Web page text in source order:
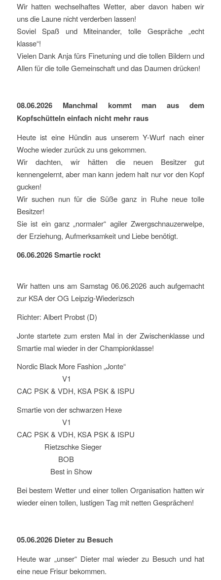
Wir hatten wechselhaftes Wetter, aber davon haben wir
uns die Laune nicht verderben lassen!
Soviel Spaß und Miteinander, tolle Gespräche „echt
klasse“!
Vielen Dank Anja fürs Finetuning und die tollen Bildern und
Allen für die tolle Gemeinschaft und das Daumen drücken!
08.06.2026 Manchmal kommt man aus dem
Kopfschütteln einfach nicht mehr raus
Heute ist eine Hündin aus unserem Y-Wurf nach einer
Woche wieder zurück zu uns gekommen.
Wir dachten, wir hätten die neuen Besitzer gut
kennengelernt, aber man kann jedem halt nur vor den Kopf
gucken!
Wir suchen nun für die Süße ganz in Ruhe neue tolle
Besitzer!
Sie ist ein ganz „normaler“ agiler Zwergschnauzerwelpe,
der Erziehung, Aufmerksamkeit und Liebe benötigt.
06.06.2026 Smartie rockt
Wir hatten uns am Samstag 06.06.2026 auch aufgemacht
zur KSA der OG Leipzig-Wiederizsch
Richter: Albert Probst (D)
Jonte startete zum ersten Mal in der Zwischenklasse und
Smartie mal wieder in der Championklasse!
Nordic Black More Fashion „Jonte“
V1
CAC PSK & VDH, KSA PSK & ISPU
Smartie von der schwarzen Hexe
V1
CAC PSK & VDH, KSA PSK & ISPU
Rietzschke Sieger
BOB
Best in Show
Bei bestem Wetter und einer tollen Organisation hatten wir
wieder einen tollen, lustigen Tag mit netten Gesprächen!
05.06.2026 Dieter zu Besuch
Heute war „unser“ Dieter mal wieder zu Besuch und hat
eine neue Frisur bekommen.